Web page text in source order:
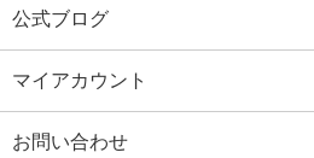
公式ブログ
マイアカウント
お問い合わせ